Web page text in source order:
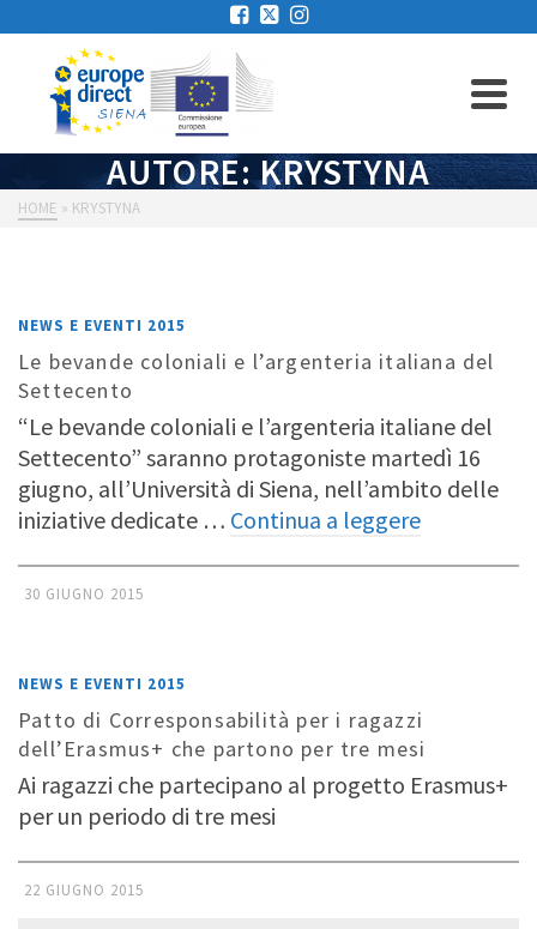
AUTORE: KRYSTYNA
HOME » KRYSTYNA
NEWS E EVENTI 2015
Le bevande coloniali e l’argenteria italiana del
Settecento
“Le bevande coloniali e l’argenteria italiane del
Settecento” saranno protagoniste martedì 16
giugno, all’Università di Siena, nell’ambito delle
iniziative dedicate … Continua a leggere
30 GIUGNO 2015
NEWS E EVENTI 2015
Patto di Corresponsabilità per i ragazzi
dell’Erasmus+ che partono per tre mesi
Ai ragazzi che partecipano al progetto Erasmus+
per un periodo di tre mesi
22 GIUGNO 2015